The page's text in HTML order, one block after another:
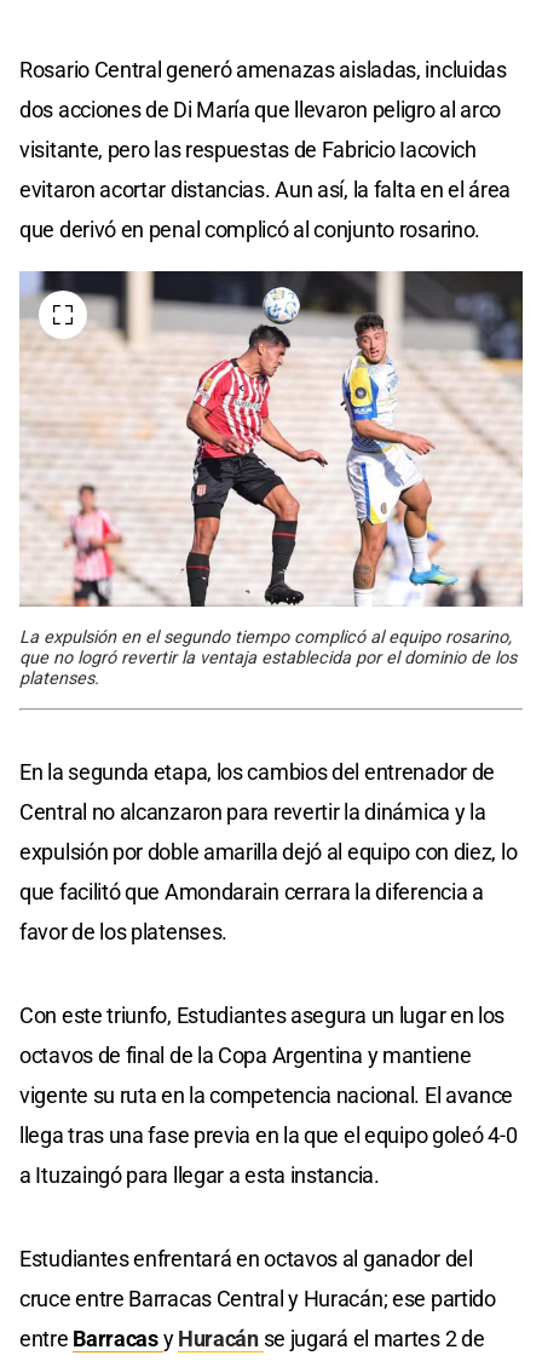
Rosario Central generó amenazas aisladas, incluidas
dos acciones de Di María que llevaron peligro al arco
visitante, pero las respuestas de Fabricio Iacovich
evitaron acortar distancias. Aun así, la falta en el área
que derivó en penal complicó al conjunto rosarino.
La expulsión en el segundo tiempo complicó al equipo rosarino,
que no logró revertir la ventaja establecida por el dominio de los
platenses.
En la segunda etapa, los cambios del entrenador de
Central no alcanzaron para revertir la dinámica y la
expulsión por doble amarilla dejó al equipo con diez, lo
que facilitó que Amondarain cerrara la diferencia a
favor de los platenses.
Con este triunfo, Estudiantes asegura un lugar en los
octavos de final de la Copa Argentina y mantiene
vigente su ruta en la competencia nacional. El avance
llega tras una fase previa en la que el equipo goleó 4-0
a Ituzaingó para llegar a esta instancia.
Estudiantes enfrentará en octavos al ganador del
cruce entre Barracas Central y Huracán; ese partido
entre BarracasyHuracán se jugará el martes 2 de